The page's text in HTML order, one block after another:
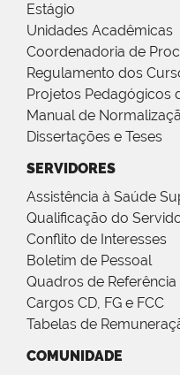
Estágio
Unidades Acadêmicas
Coordenadoria de
Regulamento dos
Projetos Pedagógicos
Manual de
Dissertações e Teses
SERVIDORES
Assistência à Saúde
Qualificação do
Conflito de Interesses
Boletim de Pessoal
Quadros de Referência
Cargos CD, FG e FCC
Tabelas de
COMUNIDADE